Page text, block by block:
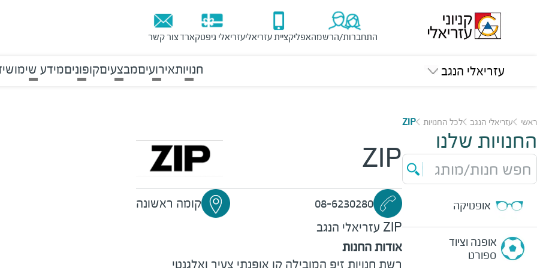
התחברות/הרשמהאפליקציית עזריאליעזריאלי גיפטקארדצור קשר
עזריאלי הנגב חנויותאירועיםמבצעיםקופוניםמידע שימושי
ראשי עזריאלי הנגב לכל החנויות ZIP
החנויות שלנו
חפש חנות/מותג
אופטיקה
אופנה וציוד
ספורט
ZIP
08-6230280
קומה ראשונה
ZIP עזריאלי הנגב
אודות החנות
רשת חנויות זיפ המובילה קו אופנתי צעיר ואלגנטי